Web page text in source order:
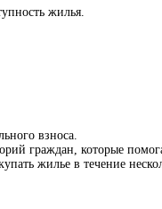
жилья.
взноса.
граждан, которые
жилье в течение